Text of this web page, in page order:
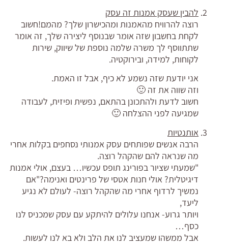
להבין שעסק אמנות זה עסק
רוצה להרוויח מהאמנות ומהכישרון שלך? מהמם!חשוב
לקחת בחשבון שזה אומר שבנוסף ליצירה שלך, זה אומר
שתתווסף לך משרה שלמה נוספת של שיווק, שירות
לקוחות, למידה, ובירוקטיה.
אני יודעת שזה נשמע לא כיף, אבל זו האמת.
וזה שווה את זה 🙂
חשוב לדעת ולהתכונן בהתאם, נפשית ופיזית, לעבודה
שמגיעה לפני ההצלחה 🙂
אותנטיות
הרבה אנשים שפותחים עסק אמנותי נסחפים בקלות אחרי
מה שנראה להם שהקהל רוצה.
"שמעתי שציור בפורינג תופס עכשיו… בעצם, אולי אמנות
דיגיטלית? אולי חנות אטסי של פרינטים ואנימה?"אם
נמשיך לרדוף אחרי מה שהקהל רוצה- לעולם לא נגיע
ליעד,
ויותר גרוע- אנחנו עלולים להיתקע עם עסק שמכניס לנו
כסף…
אבל ממשהו שמעציב לנו את הלב ולא בא לנו לעשות.